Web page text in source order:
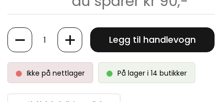
Antall
Legg til handlevogn
Ikke på nettlager På lager i 14 butikker